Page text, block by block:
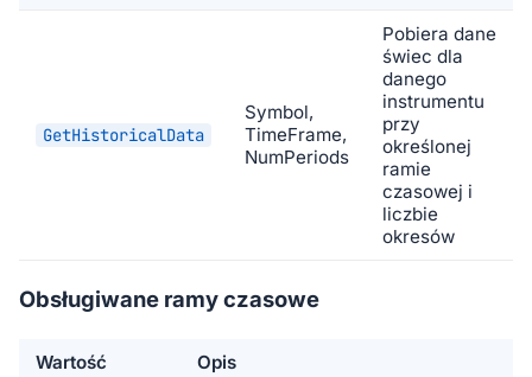
GetHistoricalData
Symbol,
TimeFrame,
NumPeriods
Pobiera dane
świec dla
danego
instrumentu
przy
określonej
ramie
czasowej i
liczbie
okresów
Obsługiwane ramy czasowe
Wartość Opis